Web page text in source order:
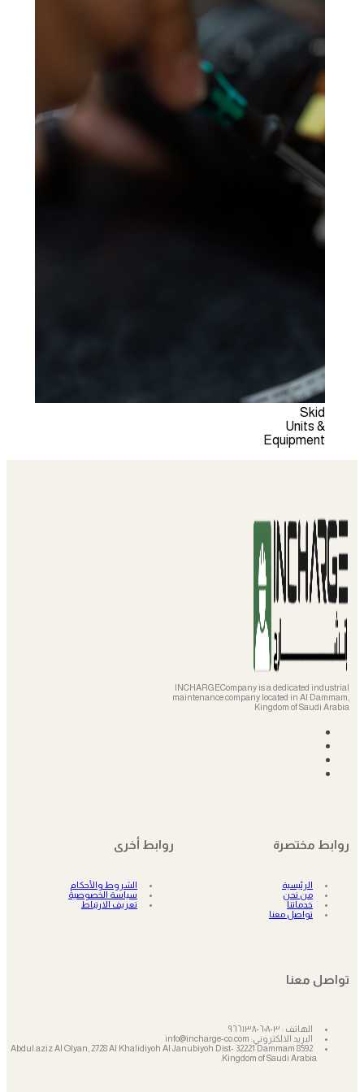
Skid
Units &
Equipment
INCHARGECompany is a dedicated industrial
maintenance company located in Al Dammam,
Kingdom of Saudi Arabia
روابط مختصرة
الرئيسية
من نحن
خدماتنا
تواصل معنا
روابط أخرى
الشروط والأحكام
سياسة الخصوصية
تعريف الارتباط
تواصل معنا
الهاتف : ٩٦٦١٣٨٠٦٠٨٠٣
البريد الالكتروني: info@incharge-co.com
8592 Abdul aziz Al Olyan, 2728 Al Khalidiyoh Al Janubiyoh Dist- 32221 Dammam
Kingdom of Saudi Arabia.